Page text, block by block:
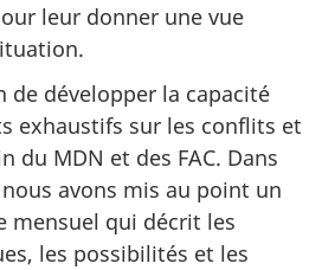
leur donner une vue
de développer la capacité
exhaustifs sur les conflits et
du MDN et des FAC. Dans
avons mis au point un
mensuel qui décrit les
les possibilités et les